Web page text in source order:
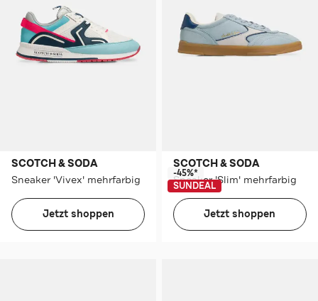
SCOTCH & SODA
Sneaker 'Vivex' mehrfarbig
Jetzt shoppen
SCOTCH & SODA
Sneaker 'Slim' mehrfarbig
-45%*
SUNDEAL
Jetzt shoppen